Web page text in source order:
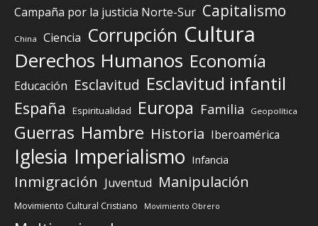
Campaña por la justicia Norte-Sur Capitalismo
China Ciencia Corrupción Cultura
Derechos Humanos Economía
Educación Esclavitud Esclavitud infantil
España Espiritualidad Europa Familia Geopolítica
Guerras Hambre Historia Iberoamérica
Iglesia Imperialismo Infancia
Inmigración Juventud Manipulación
Movimiento Cultural Cristiano Movimiento Obrero